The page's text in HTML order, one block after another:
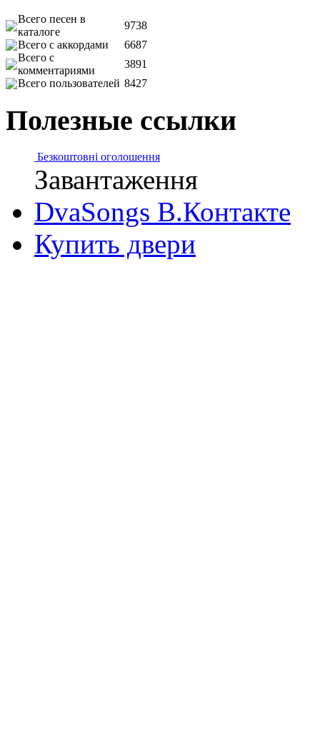
Всего песен в
каталоге
9738
Всего с аккордами
6687
Всего с
комментариями
3891
Всего пользователей 8427
Полезные ссылки
Безкоштовні оголошення
Завантаження
DvaSongs В.Контакте
Купить двери